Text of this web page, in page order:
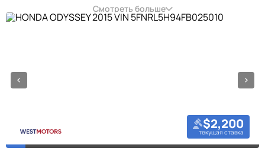
Смотреть больше
$2,200
текущая ставка